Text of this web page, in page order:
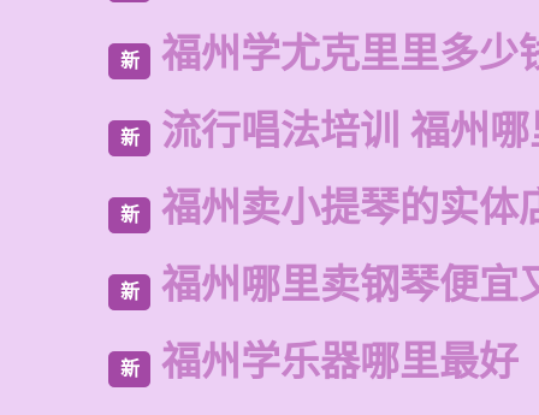
新 福州学尤克里里多少
新 流行唱法培训 福州
新 福州卖小提琴的实体
新 福州哪里卖钢琴便宜
新 福州学乐器哪里最好